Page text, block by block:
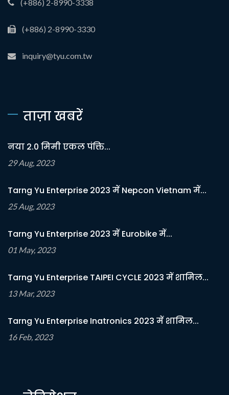
(+886) 2-8990-3338
(+886) 2-8990-3330
inquiry@tyu.com.tw
ताज़ा खबरें
नया 2.0 मिमी एकल पंक्ति...
29 Aug, 2023
Tarng Yu Enterprise 2023 में Nepcon Vietnam में...
25 Aug, 2023
Tarng Yu Enterprise 2023 में Eurobike में...
01 May, 2023
Tarng Yu Enterprise TAIPEI CYCLE 2023 में शामिल...
13 Mar, 2023
Tarng Yu Enterprise Inatronics 2023 में शामिल...
16 Feb, 2023